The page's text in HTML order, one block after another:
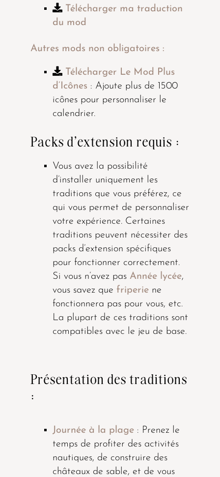
Télécharger ma traduction
du mod
Autres mods non obligatoires :
Télécharger Le Mod Plus
d’Icônes : Ajoute plus de 1500
icônes pour personnaliser le
calendrier.
Packs d’extension requis :
Vous avez la possibilité
d’installer uniquement les
traditions que vous préférez, ce
qui vous permet de personnaliser
votre expérience. Certaines
traditions peuvent nécessiter des
packs d’extension spécifiques
pour fonctionner correctement.
Si vous n’avez pas Année lycée,
vous savez que friperiene
fonctionnera pas pour vous, etc.
La plupart de ces traditions sont
compatibles avec le jeu de base.
Présentation des traditions
:
Journée à la plage: Prenez le
temps de profiter des activités
nautiques, de construire des
châteaux de sable, et de vous